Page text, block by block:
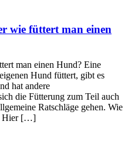
wie füttert man einen
man einen Hund? Eine
Hund füttert, gibt es
hat andere
die Fütterung zum Teil auch
Ratschläge gehen. Wie
Hier […]